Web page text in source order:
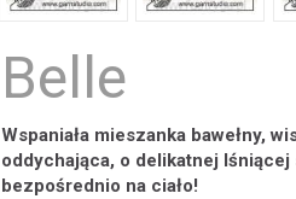
Belle
Wspaniała mieszanka bawełny,
oddychająca, o delikatnej
bezpośrednio na ciało!